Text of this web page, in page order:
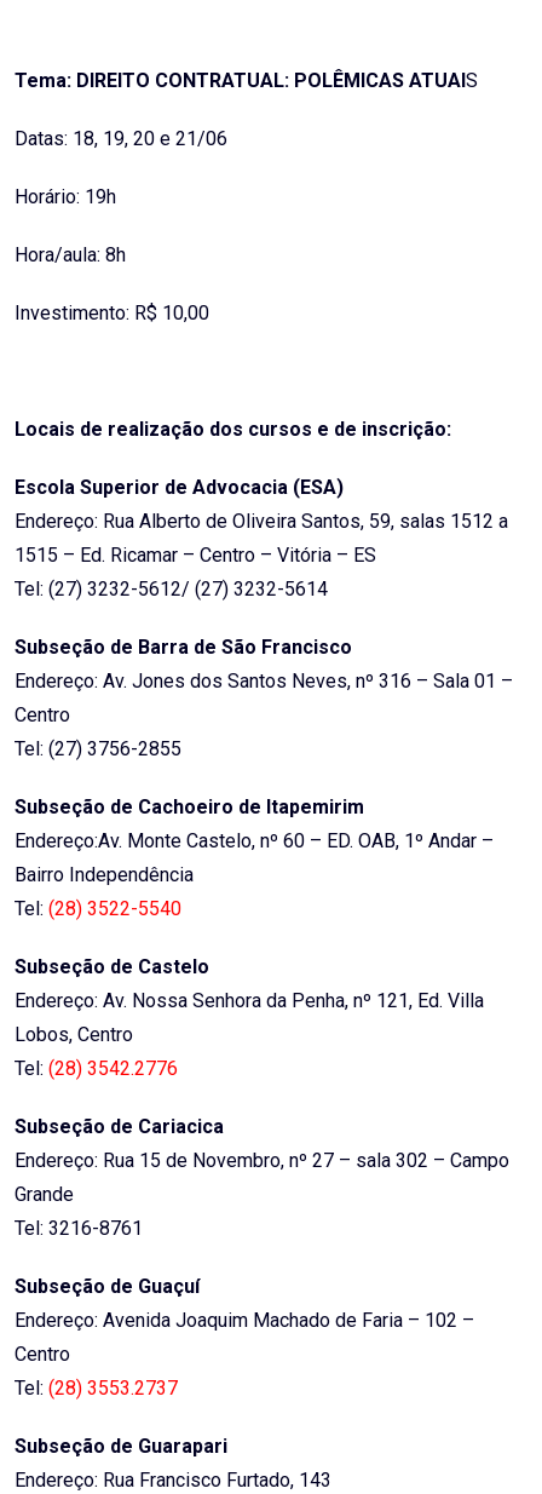
Tema: DIREITO CONTRATUAL: POLÊMICAS ATUAI S
Datas: 18, 19, 20 e 21/06
Horário: 19h
Hora/aula: 8h
Investimento: R$ 10,00
Locais de realização dos cursos e de inscrição:
Escola Superior de Advocacia (ESA)
Endereço: Rua Alberto de Oliveira Santos, 59, salas 1512 a
1515 – Ed. Ricamar – Centro – Vitória – ES
Tel: (27) 3232-5612/ (27) 3232-5614
Subseção de Barra de São Francisco
Endereço: Av. Jones dos Santos Neves, nº 316 – Sala 01 –
Centro
Tel: (27) 3756-2855
Subseção de Cachoeiro de Itapemirim
Endereço:Av. Monte Castelo, nº 60 – ED. OAB, 1º Andar –
Bairro Independência
Tel: (28) 3522-5540
Subseção de Castelo
Endereço: Av. Nossa Senhora da Penha, nº 121, Ed. Villa
Lobos, Centro
Tel: (28) 3542.2776
Subseção de Cariacica
Endereço: Rua 15 de Novembro, nº 27 – sala 302 – Campo
Grande
Tel: 3216-8761
Subseção de Guaçuí
Endereço: Avenida Joaquim Machado de Faria – 102 –
Centro
Tel: (28) 3553.2737
Subseção de Guarapari
Endereço: Rua Francisco Furtado, 143